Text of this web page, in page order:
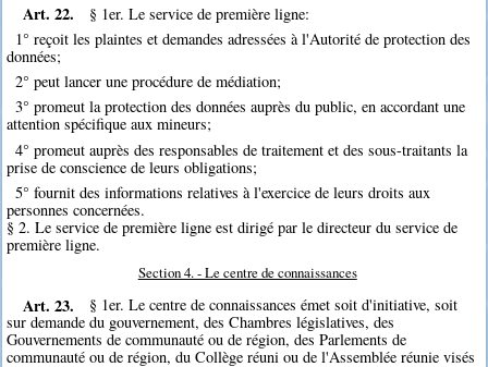
Art. 22.
§ 1er. Le service de première ligne:
1° reçoit les plaintes et demandes adressées à l'Autorité de protection des
données;
2° peut lancer une procédure de médiation;
3° promeut la protection des données auprès du public, en accordant une
attention spécifique aux mineurs;
4° promeut auprès des responsables de traitement et des sous-traitants la
prise de conscience de leurs obligations;
5° fournit des informations relatives à l'exercice de leurs droits aux
personnes concernées.
§ 2. Le service de première ligne est dirigé par le directeur du service de
première ligne.
Section 4. - Le centre de connaissances
Art. 23.
§ 1er. Le centre de connaissances émet soit d'initiative, soit
sur demande du gouvernement, des Chambres législatives, des
Gouvernements de communauté ou de région, des Parlements de
communauté ou de région, du Collège réuni ou de l'Assemblée réunie visés